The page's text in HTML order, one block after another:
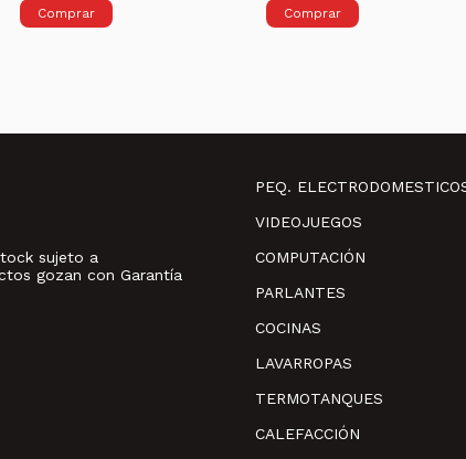
sujeto a
gozan con Garantía
PEQ.
VIDEOJUEGOS
COMPUTACIÓN
PARLANTES
COCINAS
LAVARROPAS
TERMOTANQUES
CALEFACCIÓN